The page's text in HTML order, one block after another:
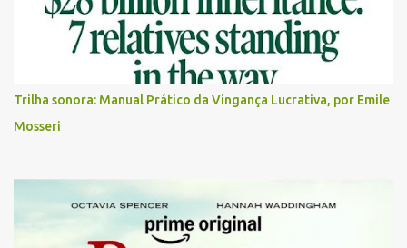
Trilha sonora: Manual Prático da Vingança Lucrativa, por Emile
Mosseri